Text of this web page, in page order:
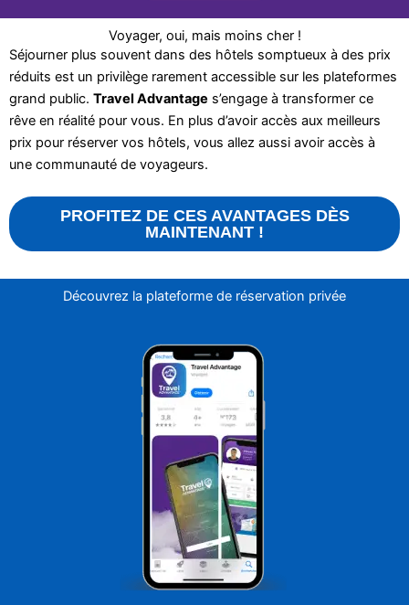
Voyager, oui, mais moins cher !
Séjourner plus souvent dans des hôtels somptueux à des prix
réduits est un privilège rarement accessible sur les plateformes
grand public. Travel Advantage s’engage à transformer ce
rêve en réalité pour vous. En plus d’avoir accès aux meilleurs
prix pour réserver vos hôtels, vous allez aussi avoir accès à
une communauté de voyageurs.
PROFITEZ DE CES AVANTAGES DÈS
MAINTENANT !
Découvrez la plateforme de réservation privée